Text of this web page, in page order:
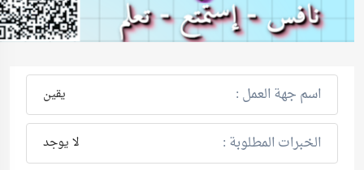
اسم جهة العمل : يقين
الخبرات المطلوبة : لا يوجد